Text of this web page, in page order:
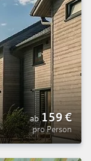
ab 159€
pro Person